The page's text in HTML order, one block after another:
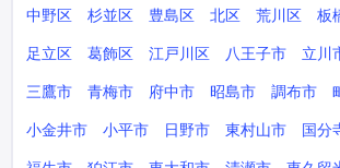
中野区 杉並区 豊島区 北区 荒川区 板
足立区 葛飾区 江戸川区 八王子市 立川
三鷹市 青梅市 府中市 昭島市 調布市
小金井市 小平市 日野市 東村山市 国分